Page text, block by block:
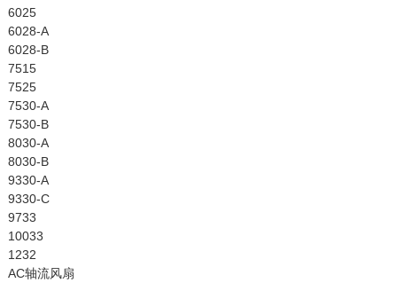
6025
6028-A
6028-B
7515
7525
7530-A
7530-B
8030-A
8030-B
9330-A
9330-C
9733
10033
1232
AC轴流风扇